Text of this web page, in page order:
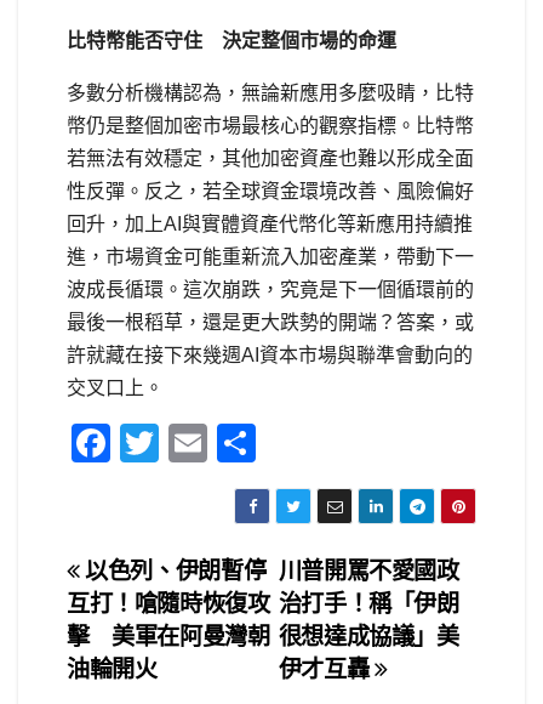
比特幣能否守住 決定整個市場的命運
多數分析機構認為，無論新應用多麼吸睛，比特
幣仍是整個加密市場最核心的觀察指標。比特幣
若無法有效穩定，其他加密資產也難以形成全面
性反彈。反之，若全球資金環境改善、風險偏好
回升，加上AI與實體資產代幣化等新應用持續推
進，市場資金可能重新流入加密產業，帶動下一
波成長循環。這次崩跌，究竟是下一個循環前的
最後一根稻草，還是更大跌勢的開端？答案，或
許就藏在接下來幾週AI資本市場與聯準會動向的
交叉口上。
F
e
b
o
o
T
er
E
m
ail
h
ar
e
文
章
導
川普開罵不愛國政
治打手！稱「伊朗
很想達成協議」美
伊才互轟
以色列、伊朗暫停
互打！嗆隨時恢復攻
擊 美軍在阿曼灣朝
油輪開火